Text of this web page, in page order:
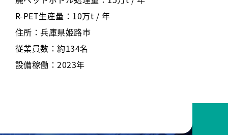
R-PET生産量：10万t / 年
住所：兵庫県姫路市
従業員数：約134名
設備稼働：2023年